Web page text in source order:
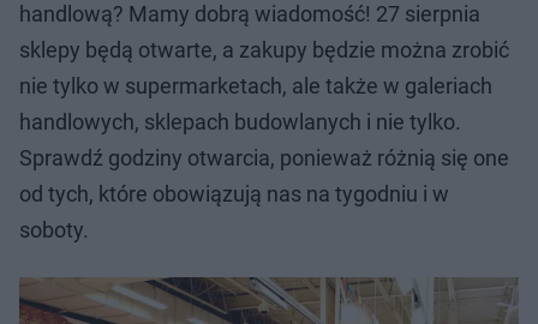
handlową? Mamy dobrą wiadomość! 27 sierpnia
sklepy będą otwarte, a zakupy będzie można zrobić
nie tylko w supermarketach, ale także w galeriach
handlowych, sklepach budowlanych i nie tylko.
Sprawdź godziny otwarcia, ponieważ różnią się one
od tych, które obowiązują nas na tygodniu i w
soboty.